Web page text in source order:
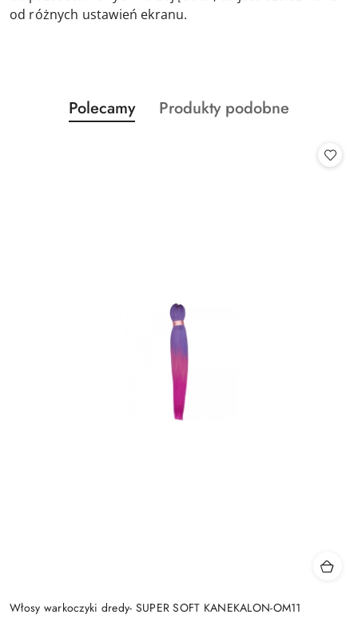
od różnych ustawień ekranu.
Pomiń karuzelę produktów
Produkty
o
Polecamy
Produkty
Produkty podobne
Włosy warkoczyki dredy- SUPER SOFT KANEKALON-OM11